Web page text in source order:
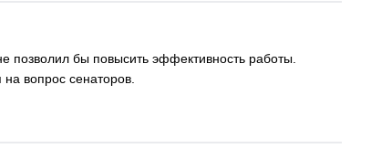
позволил бы повысить эффективность работы.
вопрос сенаторов.